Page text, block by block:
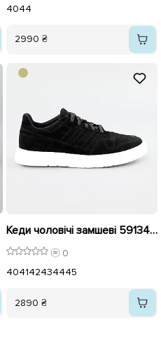
4044
2990 ₴
Кеди чоловічі замшеві 591346 Чорні
0
404142434445
2890 ₴